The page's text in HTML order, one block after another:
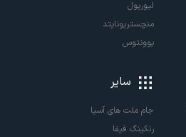
لیورپول
منچستریونایتد
یوونتوس
سایر
جام ملت های آسیا
رنکینگ فیفا